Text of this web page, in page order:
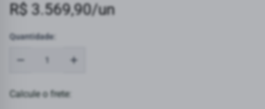
R$ 3.569,90/un
Quantidade:
Calcule o frete: